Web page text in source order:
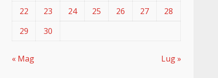
22
23 24 25 26 27
28
29
30
« Mag Lug »